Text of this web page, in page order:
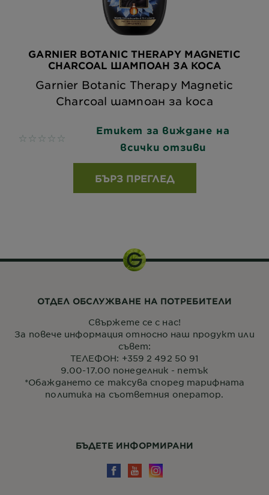
GARNIER BOTANIC THERAPY MAGNETIC
CHARCOAL ШАМПОАН ЗА КОСА
Garnier Botanic Therapy Magnetic
Charcoal шампоан за коса
No reviews
Етикет за виждане на
всички отзиви
БЪРЗ ПРЕГЛЕД
БЪДЕТЕ ИНФОРМИРАНИ
ОТДЕЛ ОБСЛУЖВАНЕ НА ПОТРЕБИТЕЛИ
Свържете се с нас!
За повече информация относно наш продукт или
съвет:
ТЕЛЕФОН: +359 2 492 50 91
9.00-17.00 понеделник - петък
*Обаждането се таксува според тарифната
политика на съответния оператор.